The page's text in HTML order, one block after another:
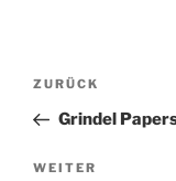
Vorheriger
Beitrag
ZURÜCK
Grindel
Nächster
WEITER